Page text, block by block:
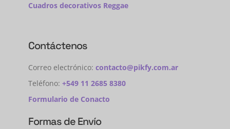
Cuadros decorativos Reggae
Contáctenos
Correo electrónico: contacto@pikfy.com.ar
Teléfono: +549 11 2685 8380
Formulario de Conacto
Formas de Envío